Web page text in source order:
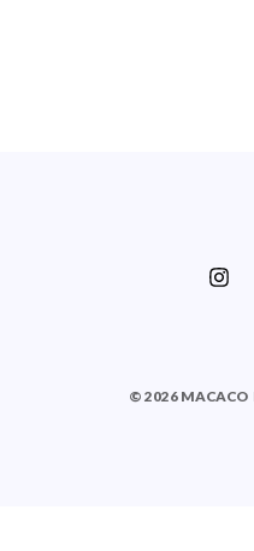
© 2026 MACACO